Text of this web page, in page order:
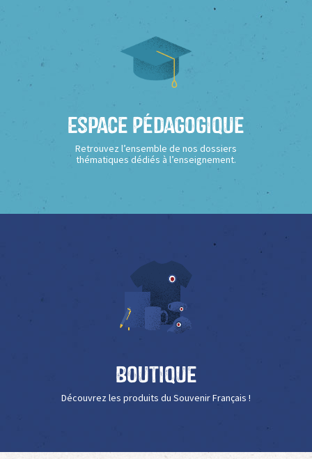
Espace Pédagogique
Retrouvez l’ensemble de nos dossiers
thématiques dédiés à l’enseignement.
Boutique
Découvrez les produits du Souvenir Français !